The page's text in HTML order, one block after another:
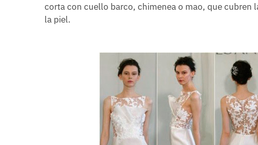
corta con cuello barco, chimenea o mao, que cubren
la piel.